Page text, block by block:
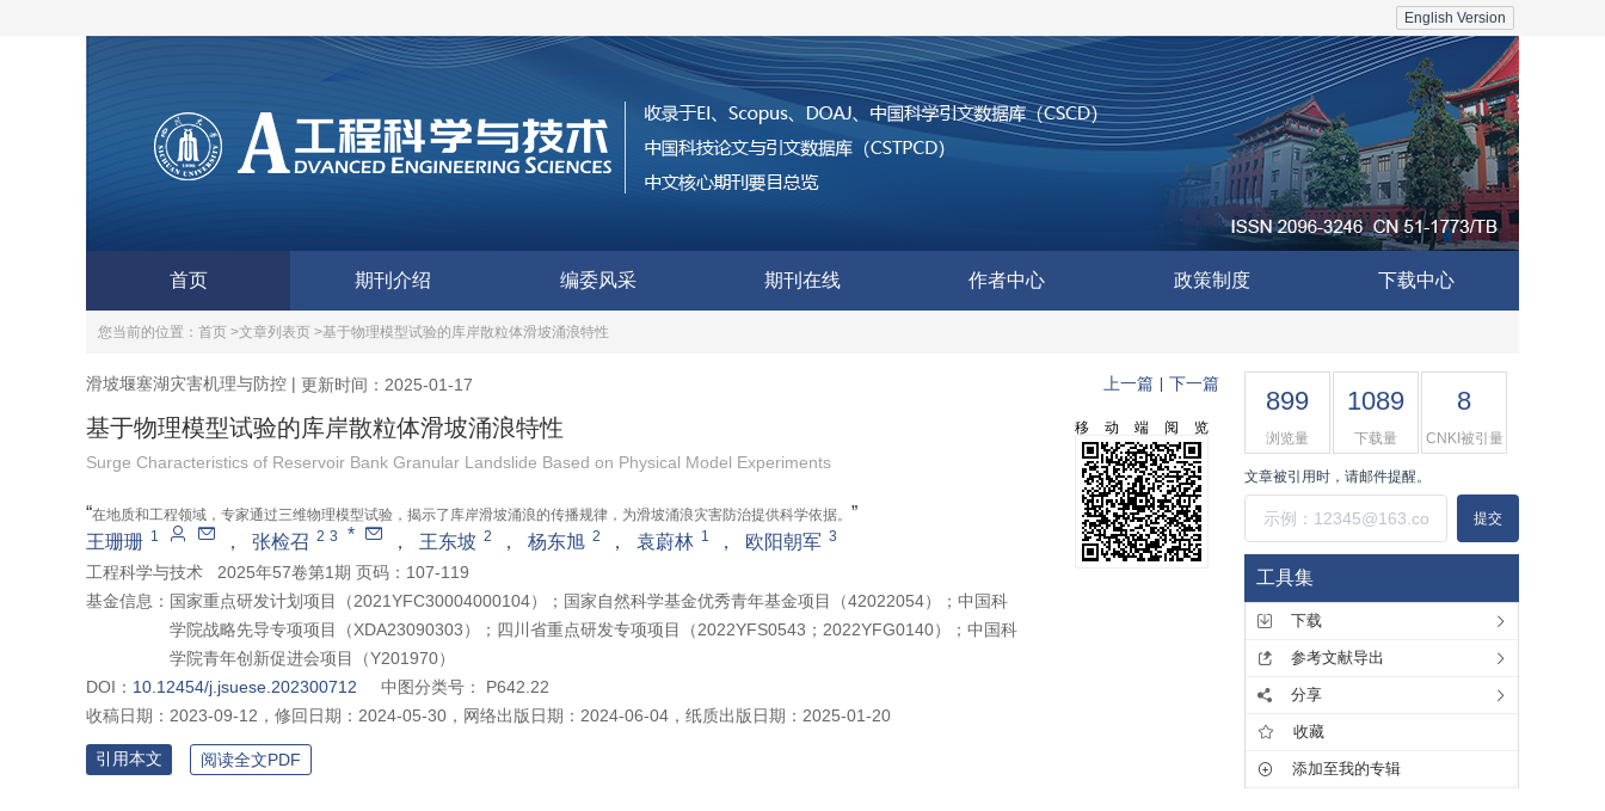
English Version
首页 期刊介绍 编委风采 期刊在线 作者中心 政策制度 下载中心
您当前的位置： 首页 >文章列表页 >基于物理模型试验的库岸散粒体滑坡涌浪特性
滑坡堰塞湖灾害机理与防控 | 更新时间：2025-01-17 上一篇 下一篇
基于物理模型试验的库岸散粒体滑坡涌浪特性
Surge Characteristics of Reservoir Bank Granular Landslide Based on Physical Model Experiments
“在地质和工程领域，专家通过三维物理模型试验，揭示了库岸滑坡涌浪的传播规律，为滑坡涌浪灾害防治提供科学依据。 ”
王珊珊 1 ， 张检召 2 3 * ， 王东坡 2 ， 杨东旭 2 ， 袁蔚林 1 ， 欧阳朝军 3
工程科学与技术
2025年57卷第1期 页码：107-119
基金信息： 国家重点研发计划项目（2021YFC30004000104）；国家自然科学基金优秀青年基金项目（42022054）；中国科
学院战略先导专项项目（XDA23090303）；四川省重点研发专项项目（2022YFS0543；2022YFG0140）；中国科
学院青年创新促进会项目（Y201970）
DOI： 10.12454/j.jsuese.202300712 中图分类号：
P642.22
收稿日期： 2023-09-12 ， 修回日期： 2024-05-30 ， 网络出版日期： 2024-06-04 ， 纸质出版日期： 2025-01-20
移动端阅览
引用本文 阅读全文PDF
899
浏览量
1089
下载量
8
CNKI被引量
文章被引用时，请邮件提醒。
提交
工具集
下载
参考文献导出
分享
收藏
添加至我的专辑